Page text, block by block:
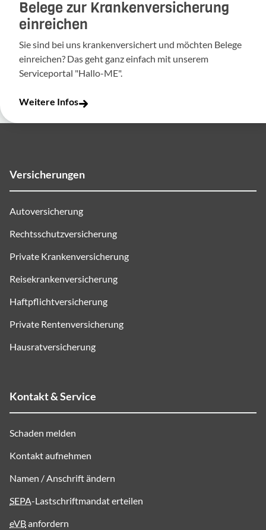
Belege zur Krankenversicherung
einreichen
Sie sind bei uns krankenversichert und möchten Belege
einreichen? Das geht ganz einfach mit unserem
Serviceportal "Hallo-ME".
Weitere Infos
Versicherungen
Autoversicherung
Rechtsschutzversicherung
Private Krankenversicherung
Reisekrankenversicherung
Haftpflichtversicherung
Private Rentenversicherung
Hausratversicherung
Kontakt & Service
Schaden melden
Kontakt aufnehmen
Namen / Anschrift ändern
SEPA-Lastschriftmandat erteilen
eVBanfordern